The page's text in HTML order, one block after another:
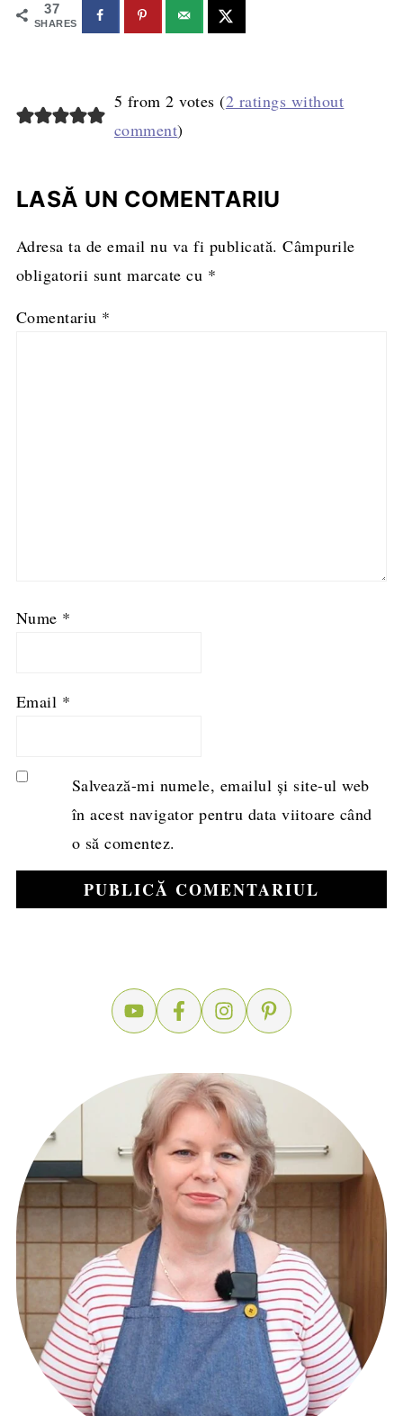
37
SHARES
5 from 2 votes (2 ratings without
comment)
LASĂ UN COMENTARIU
Adresa ta de email nu va fi publicată. Câmpurile
obligatorii sunt marcate cu *
Comentariu *
Nume *
Email *
Salvează-mi numele, emailul și site-ul web
în acest navigator pentru data viitoare când
o să comentez.